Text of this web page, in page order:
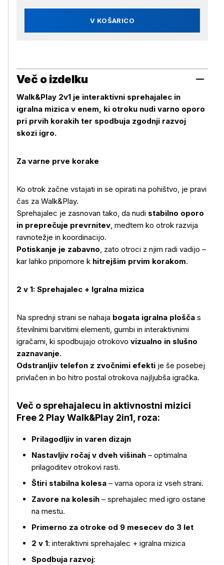
V KOŠARICO
Več o izdelku
Več o izdelku
Walk&Play 2v1 je interaktivni sprehajalec in
igralna mizica v enem, ki otroku nudi varno oporo
pri prvih korakih ter spodbuja zgodnji razvoj
skozi igro.
Za varne prve korake
Ko otrok začne vstajati in se opirati na pohištvo, je pravi
čas za Walk&Play.
Sprehajalec je zasnovan tako, da nudi stabilno oporo
in preprečuje prevrnitev, medtem ko otrok razvija
ravnotežje in koordinacijo.
Potiskanje je zabavno, zato otroci z njim radi vadijo –
kar lahko pripomore k hitrejšim prvim korakom.
2 v 1: Sprehajalec + Igralna mizica
Na sprednji strani se nahaja bogata igralna plošča s
številnimi barvitimi elementi, gumbi in interaktivnimi
igračami, ki spodbujajo otrokovo vizualno in slušno
zaznavanje.
Odstranljiv telefon z zvočnimi efekti je še posebej
privlačen in bo hitro postal otrokova najljubša igračka.
Več o sprehajalecu in aktivnostni mizici
Free 2 Play Walk&Play 2in1, roza:
Prilagodljiv in varen dizajn
Nastavljiv ročaj v dveh višinah – optimalna
prilagoditev otrokovi rasti.
Štiri stabilna kolesa – varna opora iz vseh strani.
Zavore na kolesih – sprehajalec med igro ostane
na mestu.
Primerno za otroke od 9 mesecev do 3 let
2 v 1: interaktivni sprehajalec + igralna mizica
Spodbuja razvoj: